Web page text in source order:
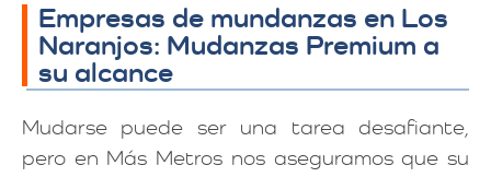
Empresas de mundanzas en Los
Naranjos: Mudanzas Premium a
su alcance
Mudarse puede ser una tarea desafiante,
pero en Más Metros nos aseguramos que su